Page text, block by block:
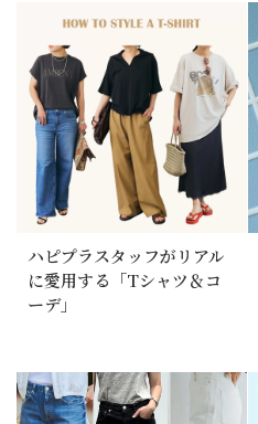
ハピプラスタッフがリアル
に愛用する「Tシャツ＆コ
ーデ」